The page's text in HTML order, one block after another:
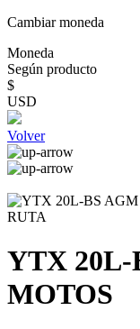
Cambiar moneda
Moneda
Según producto
$
USD
Volver
RUTA
YTX 20L-
MOTOS